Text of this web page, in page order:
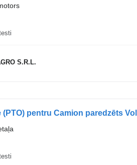
S.R.L.
(PTO) pentru Camion paredzēts